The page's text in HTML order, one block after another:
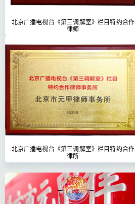
北京广播电视台《第三调解室》栏目特约合作
律师
北京广播电视台《第三调解室》栏目特约合作
律所